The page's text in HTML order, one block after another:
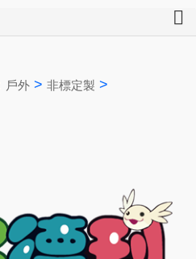
戶外> 非標定製 >